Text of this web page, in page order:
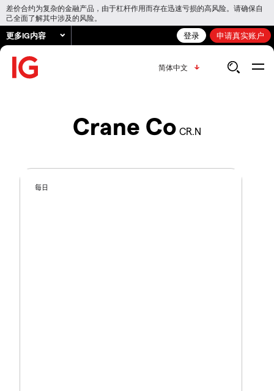
差价合约为复杂的金融产品，由于杠杆作用而存在迅速亏损的高风险。请确保自
己全面了解其中涉及的风险。
更多IG内容 登录 申请真实账户
简体中文
Crane Co CR.N
每日